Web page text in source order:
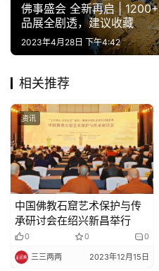
佛事盛会 全新再启 |
品展全剧透，建议收藏
2023年4月28日 下午4:42
相关推荐
资讯
中国佛教石窟艺术保护与传
承研讨会在绍兴新昌举行
0 0 0
三三两两 2023年12月15日